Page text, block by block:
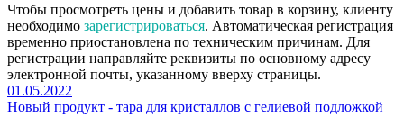
Чтобы просмотреть цены и добавить товар в корзину, клиенту
необходимо зарегистрироваться. Автоматическая регистрация
временно приостановлена по техническим причинам. Для
регистрации направляйте реквизиты по основному адресу
электронной почты, указанному вверху страницы.
01.05.2022
Новый продукт - тара для кристаллов с гелиевой подложкой